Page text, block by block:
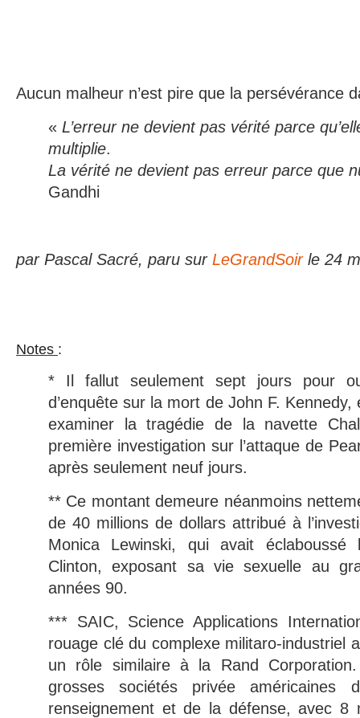
Aucun malheur n’est pire que la persévérance
« L’erreur ne devient pas vérité parce
multiplie.
La vérité ne devient pas erreur parce que
Gandhi
par Pascal Sacré, paru sur LeGrandSoirle 24
Notes :
* Il fallut seulement sept jours pour
d’enquête sur la mort de John F.
examiner la tragédie de la navette
première investigation sur l’attaque de
après seulement neuf jours.
** Ce montant demeure néanmoins
de 40 millions de dollars attribué à
Monica Lewinski, qui avait éclaboussé
Clinton, exposant sa vie sexuelle au
années 90.
*** SAIC, Science Applications
rouage clé du complexe militaro-industriel
un rôle similaire à la Rand Corporation.
grosses sociétés privée américaines
renseignement et de la défense, avec 8